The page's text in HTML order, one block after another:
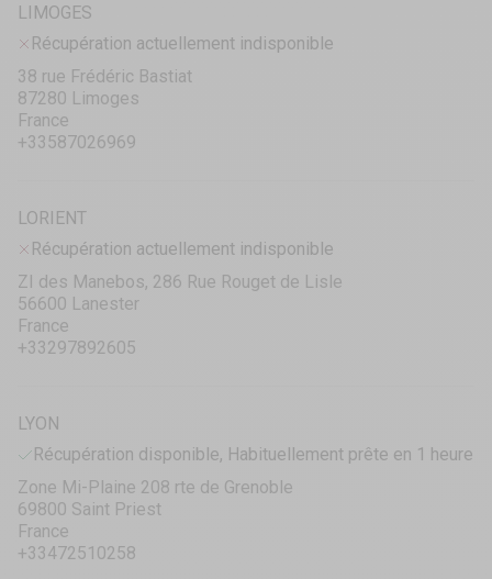
LIMOGES
Récupération actuellement indisponible
38 rue Frédéric Bastiat
87280 Limoges
France
+33587026969
LORIENT
Récupération actuellement indisponible
ZI des Manebos, 286 Rue Rouget de Lisle
56600 Lanester
France
+33297892605
LYON
Récupération disponible, Habituellement prête en 1 heure
Zone Mi-Plaine 208 rte de Grenoble
69800 Saint Priest
France
+33472510258